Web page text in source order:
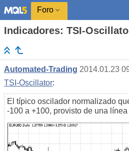
Foro
Indicadores: TSI-
Automated-Trading 2014.01.23
TSI-Oscillator:
El típico oscilador normalizado
-100 a +100, provisto de una